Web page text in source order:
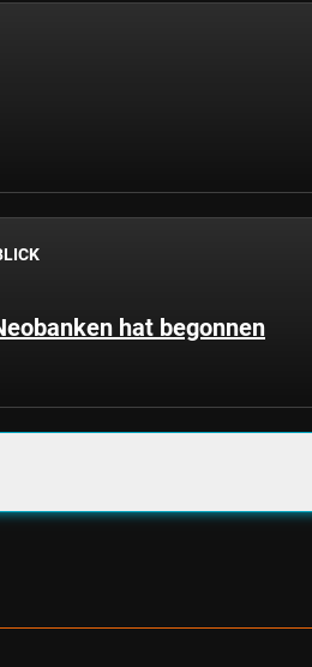
hat begonnen